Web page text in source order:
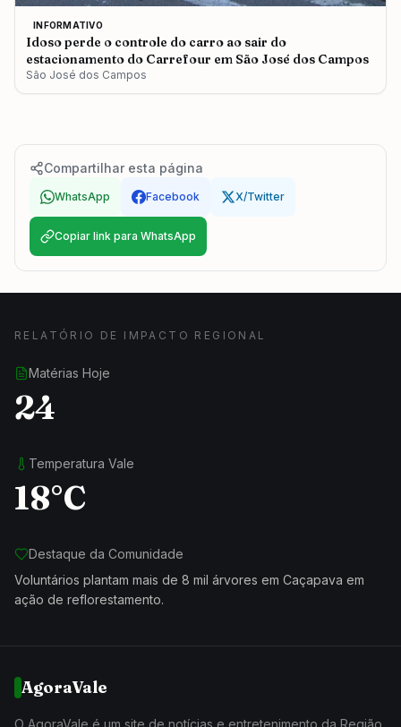
INFORMATIVO
Idoso perde o controle do carro ao sair do
estacionamento do Carrefour em São José dos Campos
São José dos Campos
Compartilhar esta página
WhatsApp Facebook X/Twitter
Copiar link para WhatsApp
RELATÓRIO DE IMPACTO REGIONAL
Matérias Hoje
24
Temperatura Vale
18°C
Destaque da Comunidade
Voluntários plantam mais de 8 mil árvores em Caçapava em
ação de reflorestamento.
AgoraVale
O AgoraVale é um site de notícias e entretenimento da Região